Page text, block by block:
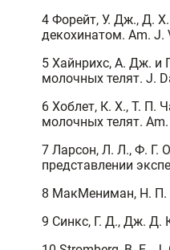
4 Форейт, У. Дж., Д.
декохинатом. Am. J.
5 Хайнрихс, А. Дж. и
молочных телят. J.
6 Хоблет, К. Х., Т. П.
молочных телят.
7 Ларсон, Л. Л., Ф. Г.
представлении
8 МакМениман, Н. П.
9 Синкс, Г. Д., Дж. Д.